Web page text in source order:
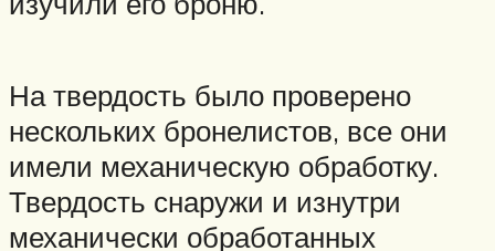
На твердость было проверено
нескольких бронелистов, все они
имели механическую обработку.
Твердость снаружи и изнутри
механически обработанных